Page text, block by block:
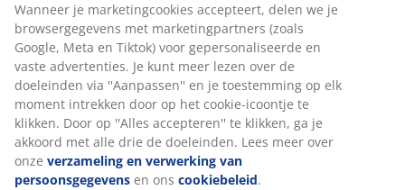
Wanneer je marketingcookies accepteert, delen we je
browsergegevens met marketingpartners (zoals
Google, Meta en Tiktok) voor gepersonaliseerde en
vaste advertenties. Je kunt meer lezen over de
doeleinden via ''Aanpassen'' en je toestemming op elk
moment intrekken door op het cookie-icoontje te
klikken. Door op ''Alles accepteren'' te klikken, ga je
akkoord met alle drie de doeleinden. Lees meer over
onze verzameling en verwerking van
persoonsgegevens en ons cookiebeleid.